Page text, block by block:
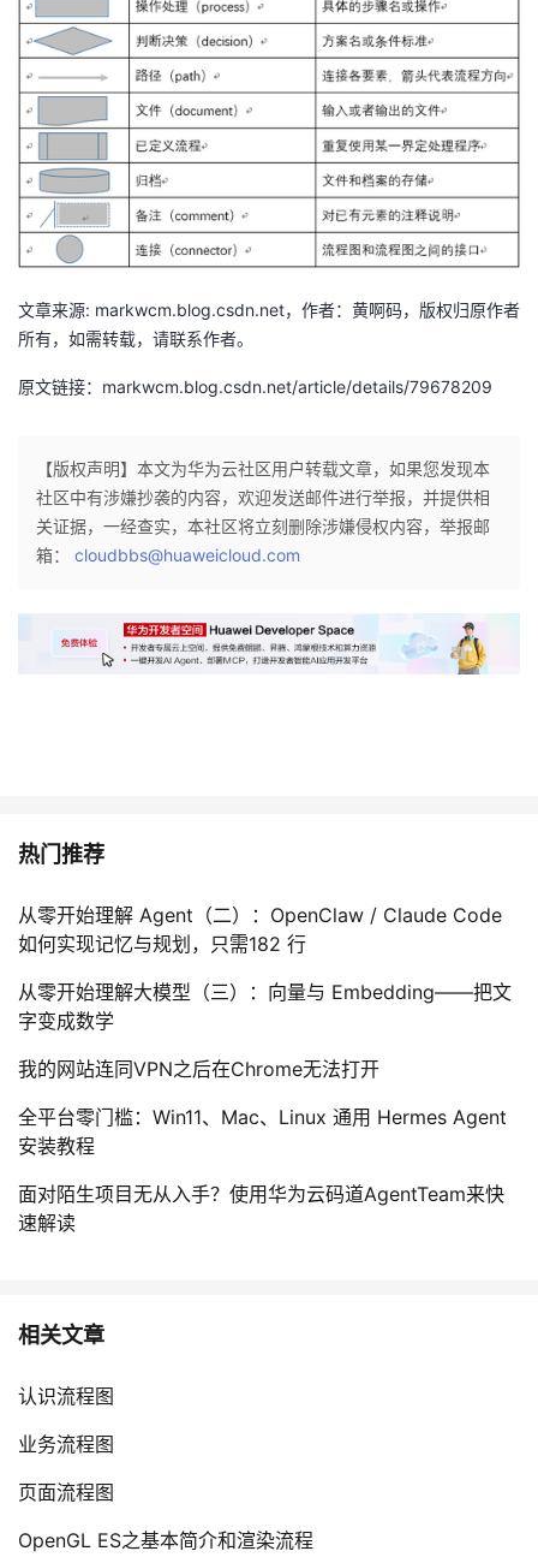
发
者
学
堂
我
课
的
证
我
实
验
的
收
Programs
的
支
持
我
的
技
术
持
我
的
云
建
议
文章来源: markwcm.blog.csdn.net，作者：黄啊码，版权归原作者
所有，如需转载，请联系作者。
原文链接：markwcm.blog.csdn.net/article/details/79678209
【版权声明】本文为华为云社区用户转载文章，如果您发现本
社区中有涉嫌抄袭的内容，欢迎发送邮件进行举报，并提供相
关证据，一经查实，本社区将立刻删除涉嫌侵权内容，举报邮
箱： cloudbbs@huaweicloud.com
热门推荐
从零开始理解 Agent（二）：OpenClaw / Claude Code
如何实现记忆与规划，只需182 行
从零开始理解大模型（三）：向量与 Embedding——把文
字变成数学
我的网站连同VPN之后在Chrome无法打开
全平台零门槛：Win11、Mac、Linux 通用 Hermes Agent
安装教程
面对陌生项目无从入手？使用华为云码道AgentTeam来快
速解读
相关文章
认识流程图
业务流程图
页面流程图
OpenGL ES之基本简介和渲染流程